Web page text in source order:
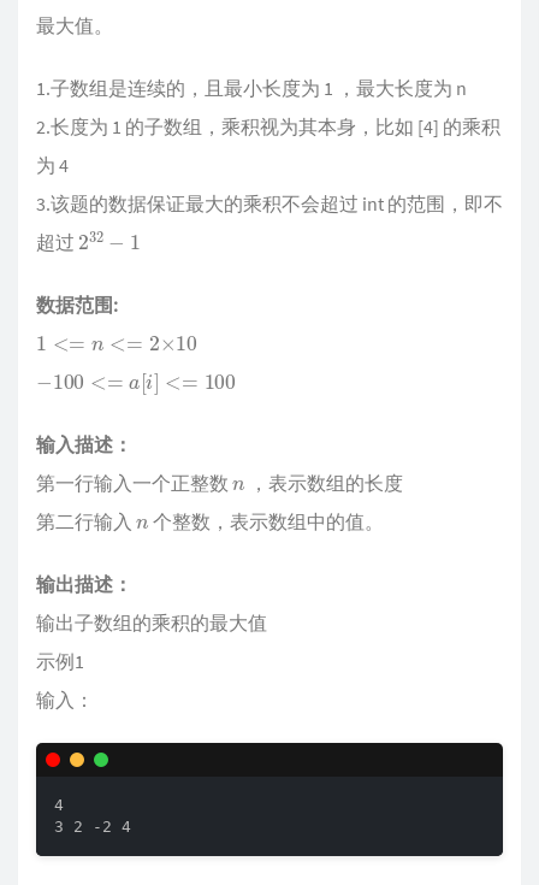
最大值。
1.子数组是连续的，且最小长度为 1 ，最大长度为 n
2.长度为 1 的子数组，乘积视为其本身，比如 [4] 的乘积
为 4
3.该题的数据保证最大的乘积不会超过 int 的范围，即不
超过 232 1
数据范围:
1
100<= <=100
输入描述：
第一行输入一个正整数
，表示数组的长度
第二行输入
个整数，表示数组中的值。
输出描述：
输出子数组的乘积的最大值
示例1
输入：
4
3 2 -2 4